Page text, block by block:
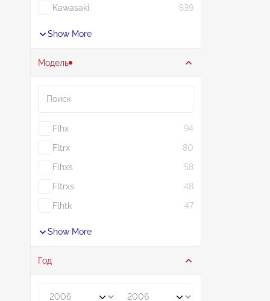
Kawasaki
839
Show More
Модель
Flhx
94
Fltrx
80
Flhxs
58
Fltrxs
48
Flhtk
47
Show More
Год